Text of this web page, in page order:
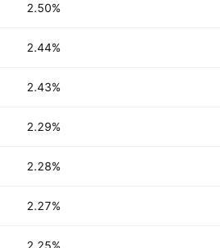
2.50%
2.44%
2.43%
2.29%
2.28%
2.27%
2.25%